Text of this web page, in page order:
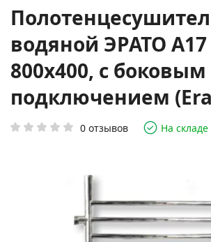
водяной ЭРАТО
800x400, с боковым
подключением
0 отзывов На складе